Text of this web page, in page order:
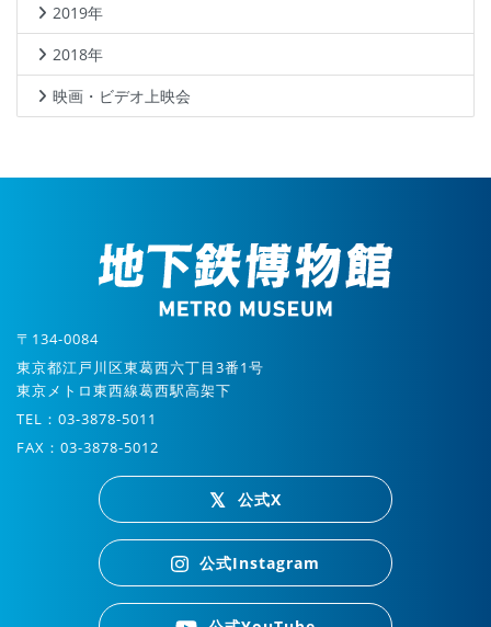
2019年
2018年
映画・ビデオ上映会
〒134-0084
東京都江戸川区東葛西六丁目3番1号
東京メトロ東西線葛西駅高架下
TEL：03-3878-5011
FAX：03-3878-5012
公式X
公式Instagram